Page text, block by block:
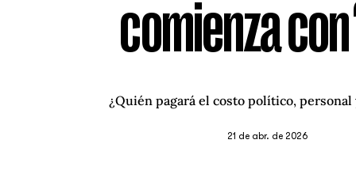
comienza con
¿Quién pagará el costo político, personal
21 de abr. de 2026